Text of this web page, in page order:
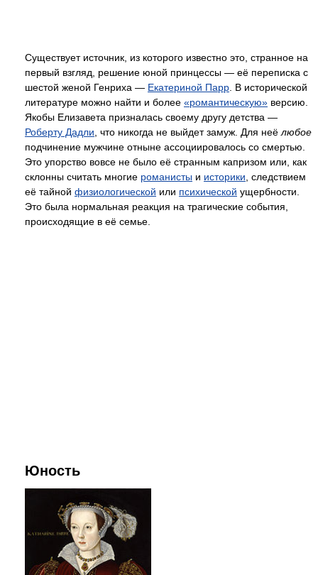
Существует источник, из которого известно это, странное на
первый взгляд, решение юной принцессы — её переписка с
шестой женой Генриха — Екатериной Парр . В исторической
литературе можно найти и более «романтическую» версию.
Якобы Елизавета призналась своему другу детства —
Роберту Дадли , что никогда не выйдет замуж. Для неё любое
подчинение мужчине отныне ассоциировалось со смертью.
Это упорство вовсе не было её странным капризом или, как
склонны считать многие романисты и историки , следствием
её тайной физиологической или психической ущербности.
Это была нормальная реакция на трагические события,
происходящие в её семье.
Юность